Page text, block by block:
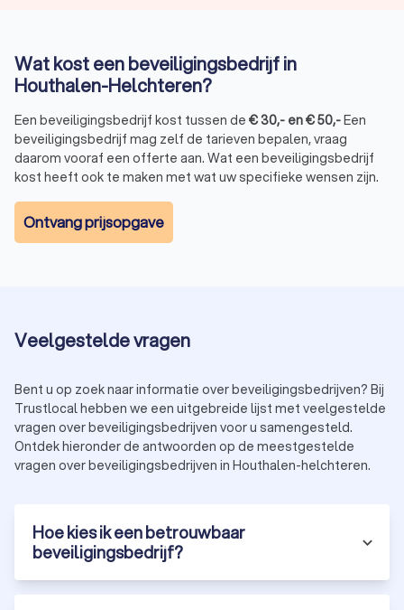
Wat kost een beveiligingsbedrijf in
Houthalen-Helchteren?
Een beveiligingsbedrijf kost tussen de €30,- en€50,-Een
beveiligingsbedrijf mag zelf de tarieven bepalen, vraag
daarom vooraf een offerte aan. Wat een beveiligingsbedrijf
kost heeft ook te maken met wat uw specifieke wensen zijn.
Ontvang prijsopgave
Veelgestelde vragen
Bent u op zoek naar informatie over beveiligingsbedrijven? Bij
Trustlocal hebben we een uitgebreide lijst met veelgestelde
vragen over beveiligingsbedrijven voor u samengesteld.
Ontdek hieronder de antwoorden op de meestgestelde
vragen over beveiligingsbedrijven in Houthalen-helchteren.
Hoe kies ik een betrouwbaar
beveiligingsbedrijf?